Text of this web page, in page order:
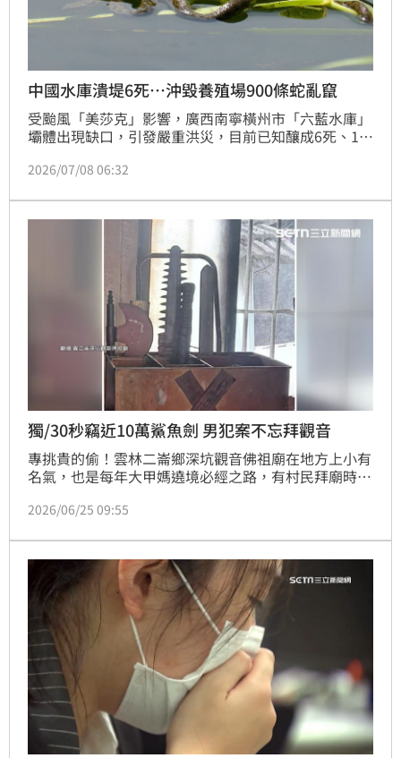
中國水庫潰堤6死…沖毀養殖場900條蛇亂竄
受颱風「美莎克」影響，廣西南寧橫州市「六藍水庫」
壩體出現缺口，引發嚴重洪災，目前已知釀成6死、11
沖毀，900條養殖蛇外逃，據傳已有人被咬傷死亡，引
2026/07/08 06:32
獨/30秒竊近10萬鯊魚劍 男犯案不忘拜觀音
專挑貴的偷！雲林二崙鄉深坑觀音佛祖廟在地方上小有
名氣，也是每年大甲媽遶境必經之路，有村民拜廟時赫
萬的鯊魚劍不翼而飛，調監視器尋賊，發現一名男子騎
內，全程只花了30秒。
2026/06/25 09:55